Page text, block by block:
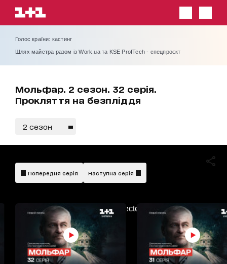
Голос країни: кастинг
Шлях майстра разом із Work.ua та KSE ProfTech - спецпроєкт
Мольфар. 2 сезон. 32 серія.
Прокляття на безпліддя
2 сезон
AdBlockDetected!
Попередня серія Наступна серія